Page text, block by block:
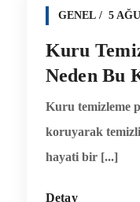
GENEL 5
Kuru
Neden Bu
Kuru temizleme
koruyarak
hayati bir [...]
Detay